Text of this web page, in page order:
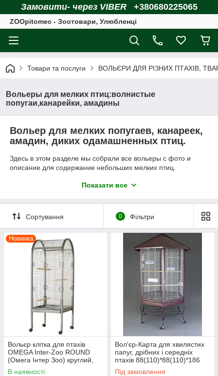
Замовити- через VIBER +380680225065
ZOOpitomec - Зоотовари, Улюбленці
Товари та послуги ВОЛЬЄРИ ДЛЯ РІЗНИХ ПТАХІВ,
Вольеры для мелких птиц:волнистые
попугаи,канарейки, амадины
Вольер для мелких попугаев, канареек,
амадин, диких одамашненных птиц.
Здесь в этом разделе мы собрали все вольеры с фото и
описание для содержание небольших мелких птиц.
помочь.Читайте, сравнивайте и заказывайте.
Купить вольер для птицы-легко через форму сайта или по
телефону или через наш специализированный магазин для
птиц.
Показати все
Сортування 0 Фільтри
Новинка
Вольєр клітка для птахів
OMEGA Inter-Zoo ROUND
(Омега Інтер Зоо) круглий,
56*56*157 см
В наявності
Вол'єр-Карта для хвилястих
папуг, дрібних і середніх
птахів 88(110)*88(110)*186
Під замовлення